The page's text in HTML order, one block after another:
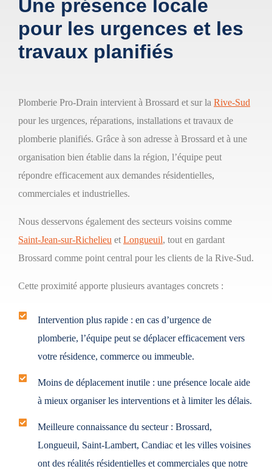
Une présence locale
pour les urgences et les
travaux planifiés
Plomberie Pro-Drain intervient à Brossard et sur la Rive-Sud
pour les urgences, réparations, installations et travaux de
plomberie planifiés. Grâce à son adresse à Brossard et à une
organisation bien établie dans la région, l’équipe peut
répondre efficacement aux demandes résidentielles,
commerciales et industrielles.
Nous desservons également des secteurs voisins comme
Saint-Jean-sur-Richelieu et Longueuil, tout en gardant
Brossard comme point central pour les clients de la Rive-Sud.
Cette proximité apporte plusieurs avantages concrets :
Intervention plus rapide : en cas d’urgence de
plomberie, l’équipe peut se déplacer efficacement vers
votre résidence, commerce ou immeuble.
Moins de déplacement inutile : une présence locale aide
à mieux organiser les interventions et à limiter les délais.
Meilleure connaissance du secteur : Brossard,
Longueuil, Saint-Lambert, Candiac et les villes voisines
ont des réalités résidentielles et commerciales que notre